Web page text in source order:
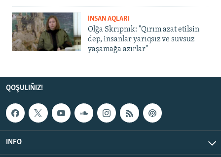
İNSAN AQLARI
Olğa Skrıpnık: "Qırım azat etilsin
dep, insanlar yarıqsız ve suvsuz
yaşamağa azırlar"
QOŞULIÑIZ!
INFO